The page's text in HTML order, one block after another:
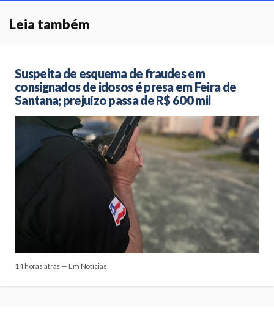
Leia também
Suspeita de esquema de fraudes em
consignados de idosos é presa em Feira de
Santana; prejuízo passa de R$ 600 mil
14 horas atrás — Em Notícias